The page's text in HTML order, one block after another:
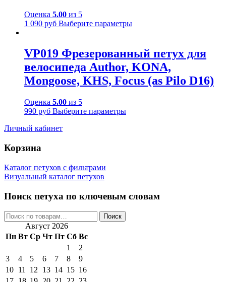
Оценка 5.00 из 5
1 090 руб Выберите параметры
VP019 Фрезерованный петух для
велосипеда Author, KONA,
Mongoose, KHS, Focus (as Pilo D16)
Оценка 5.00 из 5
990 руб Выберите параметры
Личный кабинет
Корзина
Каталог петухов с фильтрами
Визуальный каталог петухов
Поиск петуха по ключевым словам
Искать: Поиск
Август 2026
Пн Вт Ср Чт Пт Сб Вс
1
2
3
4 5 6 7 8
9
10 11 12 13 14 15 16